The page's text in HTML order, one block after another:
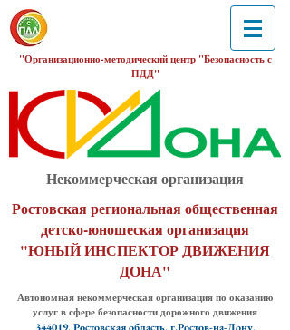
"Организационно-методический центр "Безопасность с
ПДД"
Некоммерческая организация
Ростовская региональная общественная
детско-юношеская организация
"ЮНЫЙ ИНСПЕКТОР ДВИЖЕНИЯ
ДОНА"
Автономная некоммерческая организация по оказанию
услуг в сфере безопасности дорожного движения